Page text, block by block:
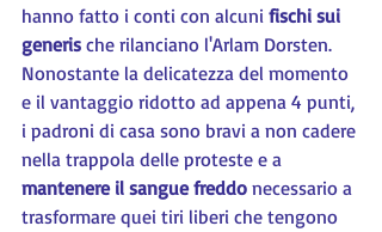
hanno fatto i conti con alcuni fischi sui
generis che rilanciano l'Arlam Dorsten.
Nonostante la delicatezza del momento
e il vantaggio ridotto ad appena 4 punti,
i padroni di casa sono bravi a non cadere
nella trappola delle proteste e a
mantenere il sangue freddo necessario a
trasformare quei tiri liberi che tengono